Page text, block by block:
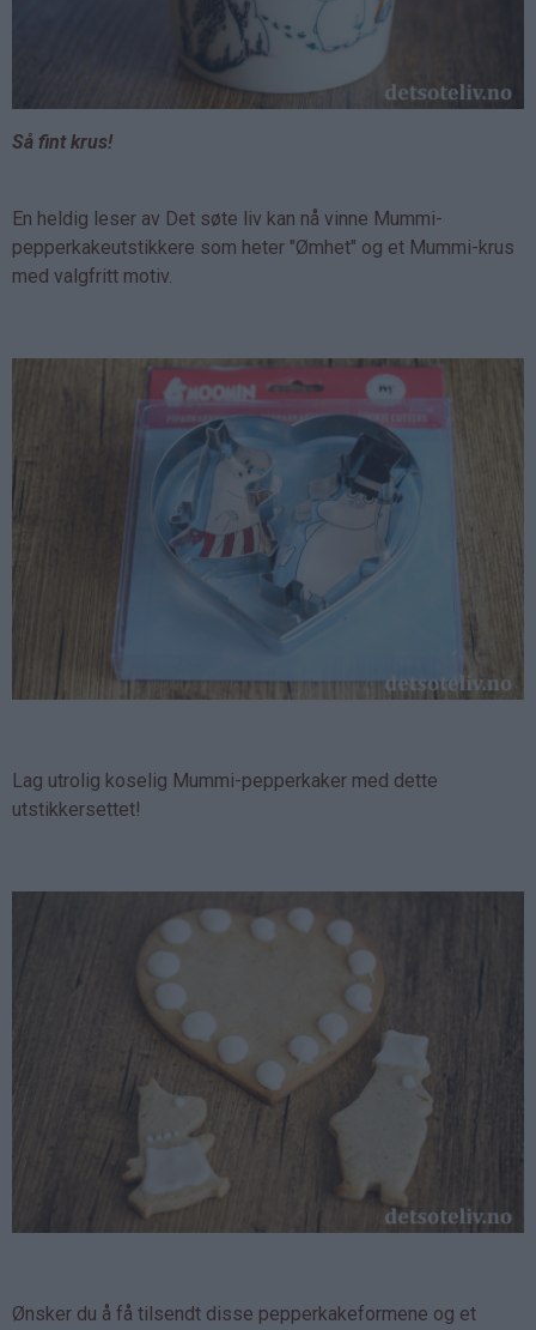
Så fint krus!
En heldig leser av Det søte liv kan nå vinne Mummi-
pepperkakeutstikkere som heter "Ømhet" og et Mummi-krus
med valgfritt motiv.
Lag utrolig koselig Mummi-pepperkaker med dette
utstikkersettet!
Ønsker du å få tilsendt disse pepperkakeformene og et